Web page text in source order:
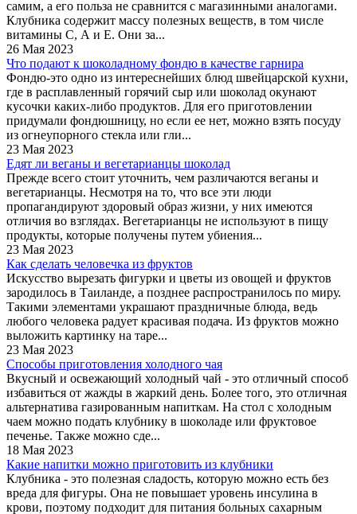
самим, а его польза не сравнится с магазинными аналогами.
Клубника содержит массу полезных веществ, в том числе
витамины С, А и Е. Они за...
26 Мая 2023
Что подают к шоколадному фондю в качестве гарнира
Фондю-это одно из интереснейших блюд швейцарской кухни,
где в расплавленный горячий сыр или шоколад окунают
кусочки каких-либо продуктов. Для его приготовлении
придумали фондюшницу, но если ее нет, можно взять посуду
из огнеупорного стекла или гли...
23 Мая 2023
Едят ли веганы и вегетарианцы шоколад
Прежде всего стоит уточнить, чем различаются веганы и
вегетарианцы. Несмотря на то, что все эти люди
пропагандируют здоровый образ жизни, у них имеются
отличия во взглядах. Вегетарианцы не используют в пищу
продукты, которые получены путем убиения...
23 Мая 2023
Как сделать человечка из фруктов
Искусство вырезать фигурки и цветы из овощей и фруктов
зародилось в Таиланде, а позднее распространилось по миру.
Такими элементами украшают праздничные блюда, ведь
любого человека радует красивая подача. Из фруктов можно
выложить картинку на таре...
23 Мая 2023
Способы приготовления холодного чая
Вкусный и освежающий холодный чай - это отличный способ
избавиться от жажды в жаркий день. Более того, это отличная
альтернатива газированным напиткам. На стол с холодным
чаем можно подать клубнику в шоколаде или фруктовое
печенье. Также можно сде...
18 Мая 2023
Какие напитки можно приготовить из клубники
Клубника - это полезная сладость, которую можно есть без
вреда для фигуры. Она не повышает уровень инсулина в
крови, поэтому подходит для питания больных сахарным